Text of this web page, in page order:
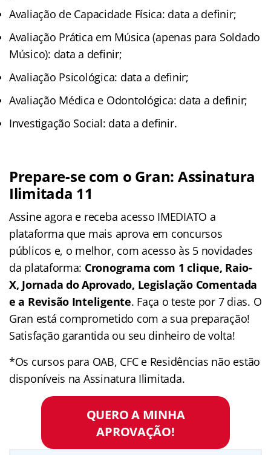
Avaliação de Capacidade Física: data a definir;
Avaliação Prática em Música (apenas para Soldado
Músico): data a definir;
Avaliação Psicológica: data a definir;
Avaliação Médica e Odontológica: data a definir;
Investigação Social: data a definir.
Prepare-se com o Gran: Assinatura
Ilimitada 11
Assine agora e receba acesso IMEDIATO a
plataforma que mais aprova em concursos
públicos e, o melhor, com acesso às 5 novidades
da plataforma: Cronograma com 1 clique, Raio-
X, Jornada do Aprovado, Legislação Comentada
e a Revisão Inteligente. Faça o teste por 7 dias. O
Gran está comprometido com a sua preparação!
Satisfação garantida ou seu dinheiro de volta!
*Os cursos para OAB, CFC e Residências não estão
disponíveis na Assinatura Ilimitada.
QUERO A MINHA
APROVAÇÃO!